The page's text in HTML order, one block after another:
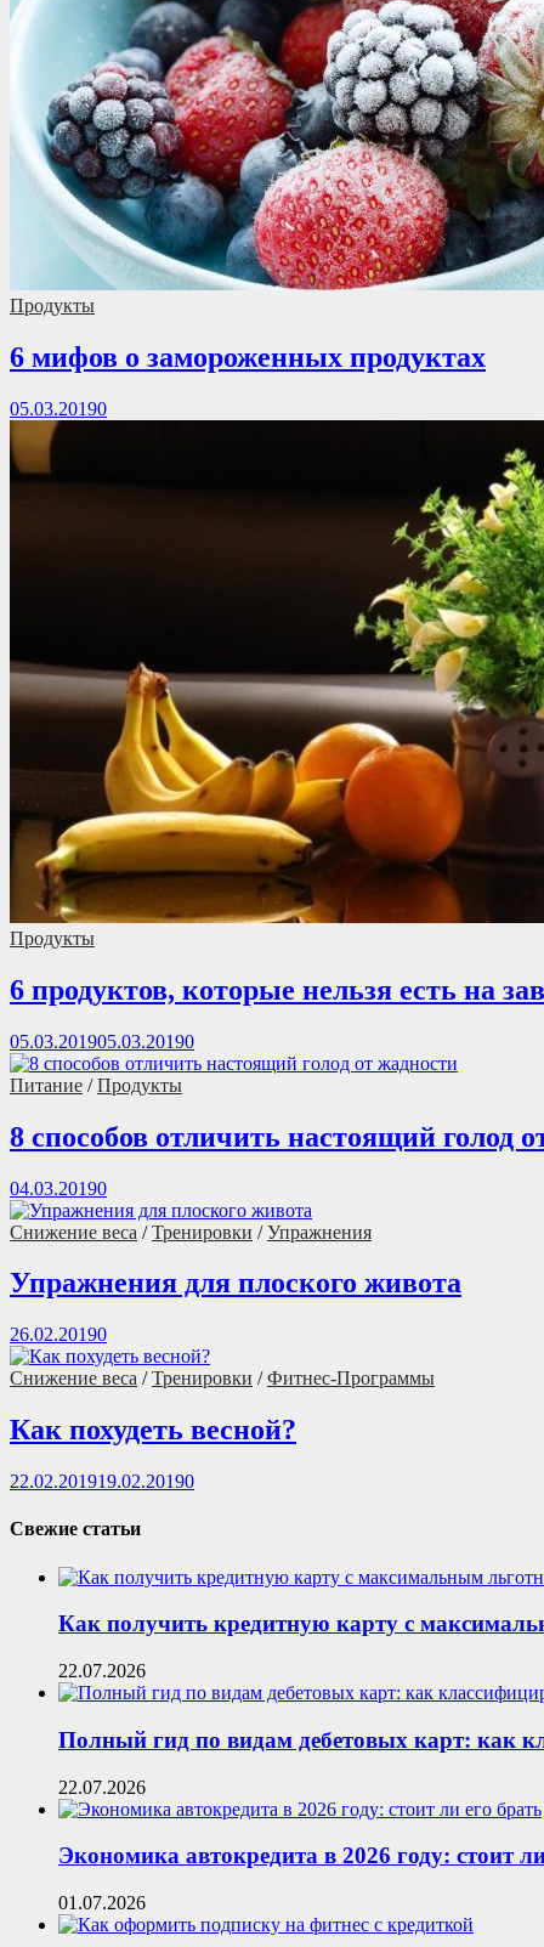
Продукты
6 мифов о замороженных продуктах
05.03.20190
Продукты
6 продуктов, которые нельзя есть на
05.03.201905.03.20190
Питание /Продукты
8 способов отличить настоящий голод
04.03.20190
Снижение веса /Тренировки /Упражнения
Упражнения для плоского живота
26.02.20190
Снижение веса /Тренировки /Фитнес-Программы
Как похудеть весной?
22.02.201919.02.20190
Свежие статьи
Как получить кредитную карту с
22.07.2026
Полный гид по видам дебетовых карт: как
22.07.2026
Экономика автокредита в 2026 году: стоит
01.07.2026